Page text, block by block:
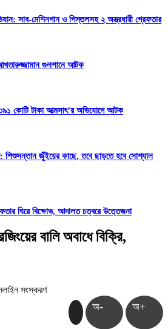
সাব-মেশিনগান ও পিস্তলসহ ২ অস্ত্রধারী গ্রেফতার
গুলশানে আটক
কোটি টাকা আত্মসাৎ’র অভিযোগে আটক
শিশুসন্তান জুঁইয়ের কাছে, তবে ছাড়তে হবে সোশ্যাল
ঘিরে বিক্ষোভ, আদালত চত্বরে উত্তেজনা
বালি অবাধে বিক্রি,
সংস্করণ
অ- অ+